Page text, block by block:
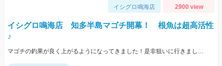
イシグロ鳴海店 2900 view
イシグロ鳴海店 知多半島マゴチ開幕！ 根魚は超高活性
♪
マゴチの釣果が良く上がるようになってきました！是非狙いに行きましょう♪